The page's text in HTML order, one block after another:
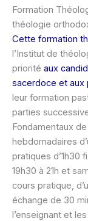
Formation
théologie
Cette formation
l’Institut de
priorité aux
sacerdoce et
leur formation
parties
Fondamentaux
hebdomadaires
pratiques d’1h30
19h30 à 21h et
cours pratique,
échange de 30
l’enseignant et